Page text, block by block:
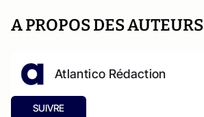
A PROPOS DES AUTEURS
Atlantico Rédaction
SUIVRE